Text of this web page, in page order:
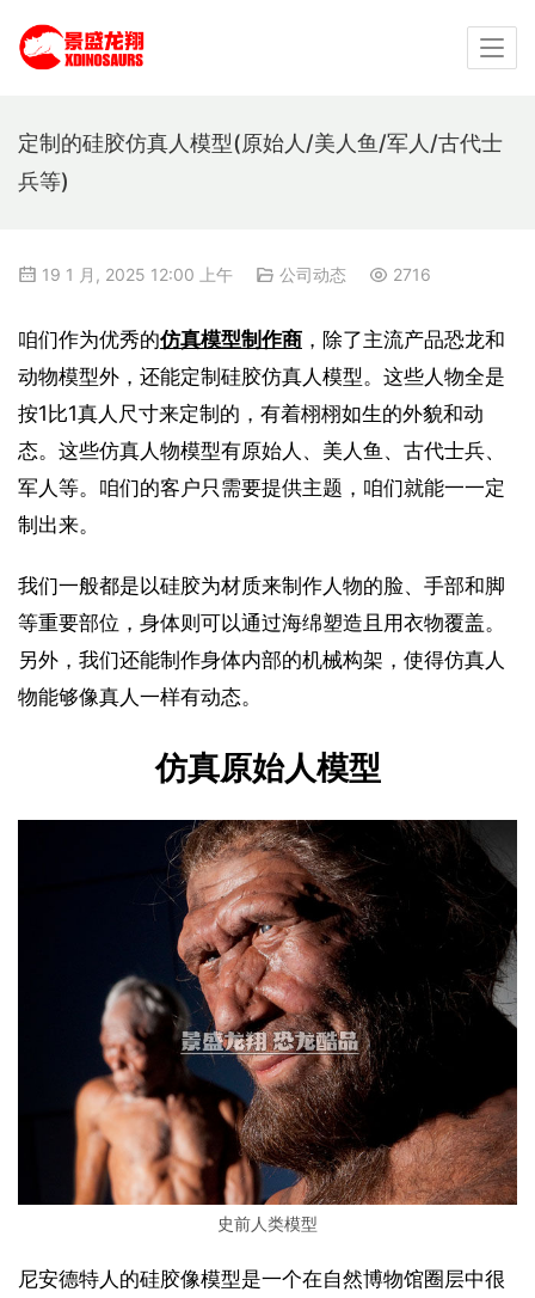
定制的硅胶仿真人模型(原始人/美人鱼/军人/古代士
兵等)
19 1 月, 2025 12:00 上午 公司动态 2716
咱们作为优秀的仿真模型制作商 ，除了主流产品恐龙和
动物模型外，还能定制硅胶仿真人模型。这些人物全是
按1比1真人尺寸来定制的，有着栩栩如生的外貌和动
态。这些仿真人物模型有原始人、美人鱼、古代士兵、
军人等。咱们的客户只需要提供主题，咱们就能一一定
制出来。
我们一般都是以硅胶为材质来制作人物的脸、手部和脚
等重要部位，身体则可以通过海绵塑造且用衣物覆盖。
另外，我们还能制作身体内部的机械构架，使得仿真人
物能够像真人一样有动态。
仿真原始人模型
史前人类模型
尼安德特人的硅胶像模型是一个在自然博物馆圈层中很